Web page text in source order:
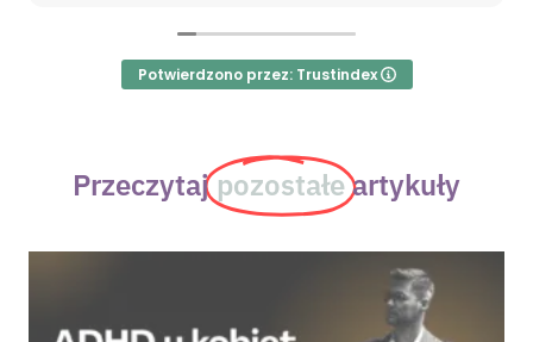
swobodnie podczas diagnozy. Zdecydowanie
polecam jego usługi osobom poszukującym
rzetelnej diagnozy ADHD.
Potwierdzono przez: Trustindex
Przeczytajpozostałeartykuły